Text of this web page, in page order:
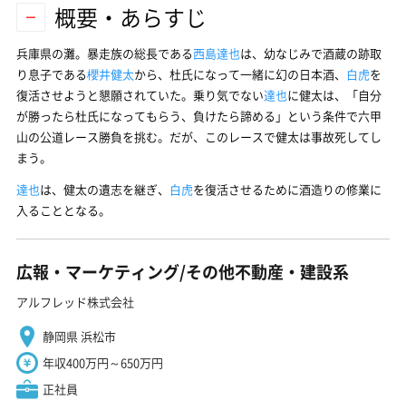
概要・あらすじ
兵庫県の灘。暴走族の総長である西島達也は、幼なじみで酒蔵の跡取
り息子である櫻井健太から、杜氏になって一緒に幻の日本酒、 白虎を
復活させようと懇願されていた。乗り気でない達也に健太は、「自分
が勝ったら杜氏になってもらう、負けたら諦める」という条件で六甲
山の公道レース勝負を挑む。だが、このレースで健太は事故死してし
まう。
達也は、健太の遺志を継ぎ、 白虎を復活させるために酒造りの修業に
入ることとなる。
広報・マーケティング/その他不動産・建設系
アルフレッド株式会社
静岡県 浜松市
年収400万円～650万円
正社員